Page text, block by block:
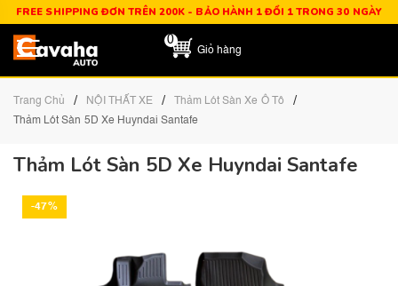
FREE SHIPPING ĐƠN TRÊN 200K - BẢO HÀNH 1 ĐỔI 1 TRONG 30 NGÀY
0
Giỏ hàng
Trang Chủ / NỘI THẤT XE / Thảm Lót Sàn Xe Ô Tô /
Thảm Lót Sàn 5D Xe Huyndai Santafe
Thảm Lót Sàn 5D Xe Huyndai Santafe
-47%